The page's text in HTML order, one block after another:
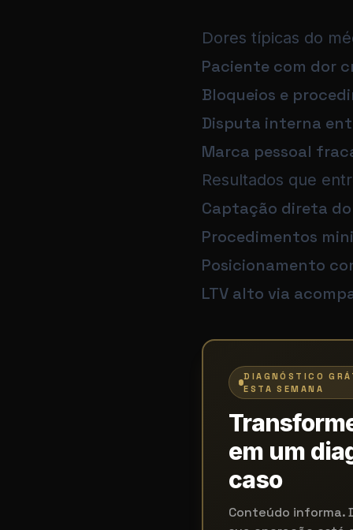
Dores típicas do
Paciente com dor
Bloqueios e
Disputa interna
Marca pessoal
Resultados que
Captação direta
Procedimentos
Posicionamento
LTV alto via
DIAGNÓSTICO
ESTA SEMANA
em um
caso
Conteúdo informa.